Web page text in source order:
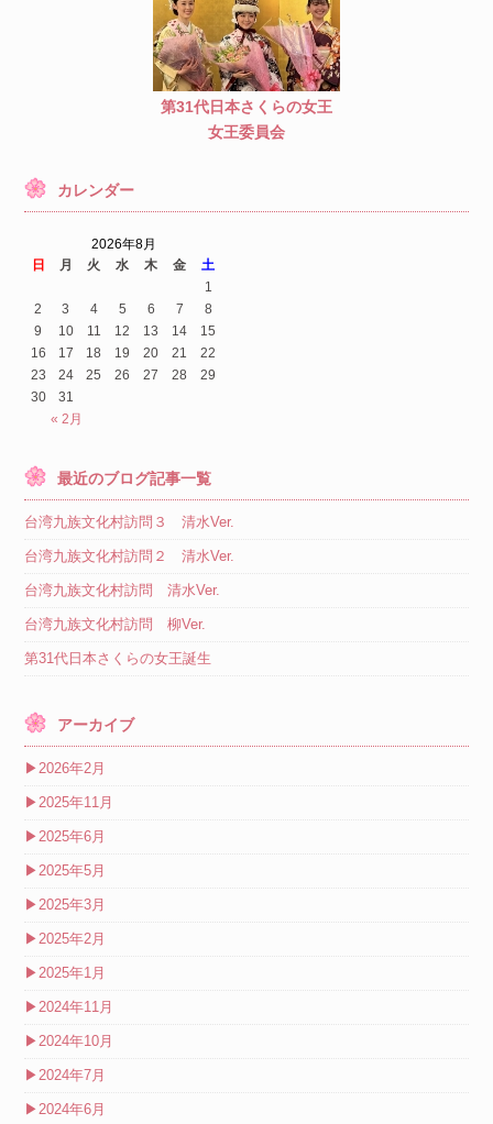
第31代日本さくらの女王
女王委員会
カレンダー
2026年8月
日
月 火 水 木 金 土
« 2月
1
2
3 4 5 6 7
8
9
10 11 12 13 14
15
16
17 18 19 20 21
22
23
24 25 26 27 28
29
30
31
最近のブログ記事一覧
台湾九族文化村訪問３ 清水Ver.
台湾九族文化村訪問２ 清水Ver.
台湾九族文化村訪問 清水Ver.
台湾九族文化村訪問 柳Ver.
第31代日本さくらの女王誕生
アーカイブ
▶2026年2月
▶2025年11月
▶2025年6月
▶2025年5月
▶2025年3月
▶2025年2月
▶2025年1月
▶2024年11月
▶2024年10月
▶2024年7月
▶2024年6月